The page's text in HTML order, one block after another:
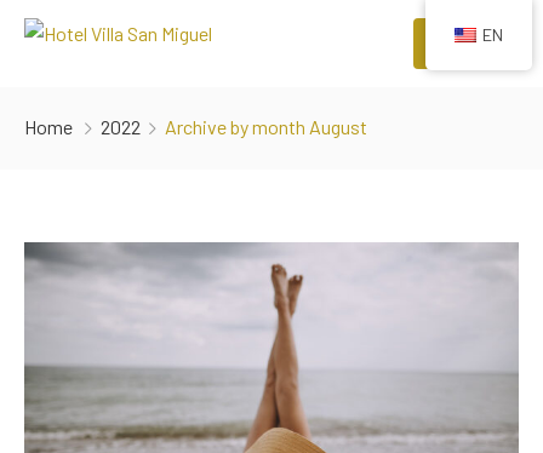
Menu
EVENTS
ATTRACTIONS
Home 2022 Archive by month August
EN